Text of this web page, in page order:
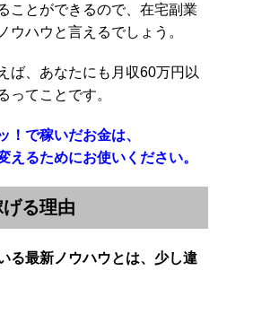
ことができるので、在宅副業
ウハウと言えるでしょう。
ば、あなたにも月収60万円以
ってことです。
！で稼いだお金は、
えるためにお使いください。
る理由
る最新ノウハウとは、少し違